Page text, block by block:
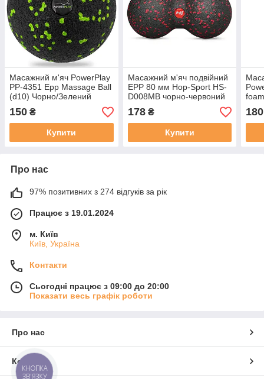
Масажний м'яч PowerPlay
PP-4351 Epp Massage Ball
(d10) Чорно/Зелений
150 ₴
Купити
Масажний м'яч подвійний
EPP 80 мм Hop-Sport HS-
D008MB чорно-червоний
178₴
Купити
180
Про нас
97% позитивних з 274 відгуків за рік
Працює з 19.01.2024
м. Київ
Київ, Україна
Контакти
Сьогодні працює з 09:00 до 20:00
Показати весь графік роботи
Про нас
Контакти
КНОПКА
ЗВ'ЯЗКУ